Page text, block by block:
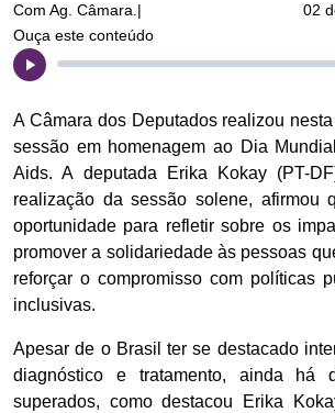
Com Ag. Câmara.|
02
Ouça este conteúdo
A Câmara dos Deputados realizou
sessão em homenagem ao Dia
Aids. A deputada Erika Kokay (PT-
realização da sessão solene, afirmou
oportunidade para refletir sobre os
promover a solidariedade às pessoas
reforçar o compromisso com políticas
inclusivas.
Apesar de o Brasil ter se destacado
diagnóstico e tratamento, ainda há
superados, como destacou Erika